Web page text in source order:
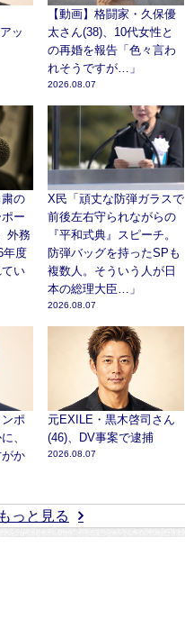
ッ
【動画】格闘家・久保優
太さん(38)、10代女性と
の再婚を報告「色々言わ
れそうですが…」
2026.08.07
の
ー
外務
年度
い
X民「頑丈な防弾ガラスで
前後左右守られながらの
『平和式典』スピーチ。
防弾バッグを持ったSPも
複数人。そういう人が日
本の総理大臣…」
2026.08.07
ポ
、
がか
元EXILE・黒木啓司さん
(46)、DV事案で逮捕
2026.08.07
もっと見る